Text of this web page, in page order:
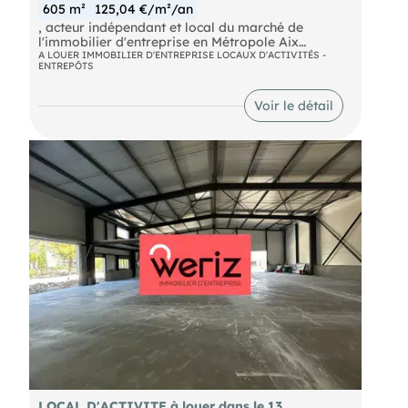
605 m²
125,04 €/m²/an
, acteur indépendant et local du marché de
l'immobilier d'entreprise en Métropole Aix
Marseille Provence vous propose un local
d'activité de 627 m² à la location situé dans le 8e
arrondissement de Marseille. Ce site bénéficie de
bureaux, d'un accès plain-pied et d'une proximité
A LOUER IMMOBILIER D'ENTREPRISE LOCAUX D'ACTIVITÉS -
ENTREPÔTS
Voir le détail